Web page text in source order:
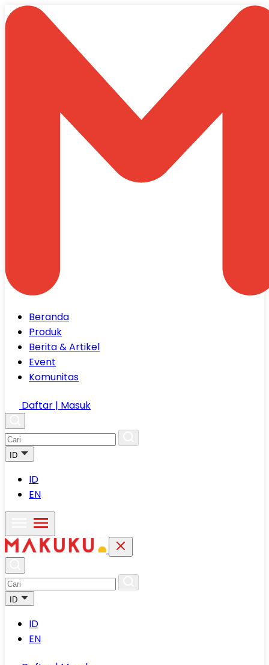
Beranda
Produk
Berita & Artikel
Event
Komunitas
Daftar | Masuk
ID
ID
EN
ID
ID
EN